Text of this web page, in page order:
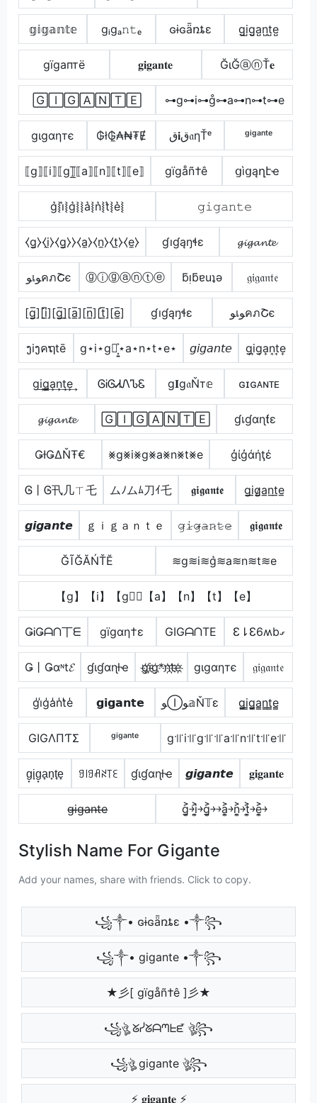
𝕘𝕚𝕘𝕒𝕟𝕥𝕖 gᵢgₐ𝚗𝚝ₑ ɢɨɢǟռȶɛ g̺i̺g̺a̺n̺t̺e̺
gїgаптё 𝐠𝐢𝐠𝐚𝐧𝐭𝐞 ĞιĞⓐⓝŤ𝐞
🄶🄸🄶🄰🄽🅃🄴 ⊶g⊶i⊶g̊⊶a⊶n⊶t⊶e
gιgαηтє ₲ł₲̼₳₦₮Ɇ ق𝐢ق𝔞ηŤᵉ ᵍⁱᵍᵃⁿᵗᵉ
⟦g⟧⟦i⟧⟦g⟧̲̅⟦a⟧⟦n⟧⟦t⟧⟦e⟧ gïgåñ†ê ցìցąղէҽ
g͛⦚i͛⦚g͛⦚⦚a͛⦚n͛⦚t͛⦚e͛⦚ 𝚐𝚒𝚐𝚊𝚗𝚝𝚎
⧼g̼⧽⧼i̼⧽⧼g̼⧽⧽⧼a̼⧽⧼n̼⧽⧼t̼⧽⧼e̼⧽ ɠıɠąŋɬɛ 𝓰𝓲𝓰𝓪𝓷𝓽𝓮
ﻮเﻮคภՇє ⓖⓘⓖⓐⓝⓣⓔ ƃᴉƃɐuʇǝ 𝔤𝔦𝔤𝔞𝔫𝔱𝔢
[g̲̅][i̲̅][g̲̅]̼[a̲̅][n̲̅][t̲̅][e̲̅] ɠıɠąŋɬɛ ﻮเﻮคภՇє
ງiງคຖtē g⋆i⋆g⋆͎͍͐⋆a⋆n⋆t⋆e⋆ 𝘨𝘪𝘨𝘢𝘯𝘵𝘦 g͎i͎g͎a͎n͎t͎e͎
g͢i͢g̳͢a͢n͢t͢e͢ ᎶᎥᎶᏗᏁᏖᏋ g𝐈g𝔞Ňт𝕖 ɢɪɢᴀɴᴛᴇ
𝓰𝓲𝓰𝓪𝓷𝓽𝓮 🄶🄸🄶🄰🄽🅃🄴 ɠเɠαɳƭε
ǤƗǤΔŇŦ€ ⨳g⨳i⨳g⨳a⨳n⨳t⨳e ģίģάήţέ
Ꮆ丨Ꮆ卂几ㄒ乇 ムﾉムﾑ刀ｲ乇 𝖌𝖎𝖌𝖆𝖓𝖙𝖊 g̲i̲g̷̲a̲n̲t̲e̲
𝙜𝙞𝙜𝙖𝙣𝙩𝙚 ｇｉｇａｎｔｅ 𝚐̷𝚒̷𝚐̷̴𝚊̷𝚗̷𝚝̷𝚎̷ 𝖌𝖎𝖌𝖆𝖓𝖙𝖊
ĞĨĞĂŃŤĔ ≋g≋i≋g͛≋a≋n≋t≋e
【g】【i】【g】⃣【a】【n】【t】【e】
ǤᎥǤᗩᑎ丅ᗴ gïgαη†ε GIGᗩᑎTE Ɛ⇂Ɛ6ʍbގ
Ǥ丨Ǥαᶰt𝓔 ɠιɠαɳƚҽ g҉i҉g҉*n҉t҉e҉ gιgαηтє 𝔤𝔦𝔤𝔞𝔫𝔱𝔢
g̾i̾g̾a̾n̾t̾e̾ 𝗴𝗶𝗴𝗮𝗻𝘁𝗲 ﻮⒾﻮ𝕒Ň𝕋ε g̳i̳g̳̲a̳n̳t̳e̳
GIGΛПƬΣ ᵍⁱᵍᵃⁿᵗᵉ g꜉꜍i꜉꜍g꜉꜍꜉꜍a꜉꜍n꜉꜍t꜉꜍e꜉꜍
g̟i̟g̟a̟n̟t̟e̟ ꍌ꒐ꍌꋬꋊ꓄ꏂ ɠιɠαɳƚҽ 𝙜𝙞𝙜𝙖𝙣𝙩𝙚 𝐠𝐢𝐠𝐚𝐧𝐭𝐞
g̶i̶g̶a̶n̶t̶e̶ g͎͍͐￫i͎͍͐￫g͎͍͐￫￫a͎͍͐￫n͎͍͐￫t͎͍͐￫e͎͍͐￫
Stylish Name For Gigante
Add your names, share with friends. Click to copy.
꧁༒• ɢɨɢǟռȶɛ •༒꧂
꧁༒• gigante •༒꧂
★彡[ gïgåñ†ê ]彡★
꧁ঔৣ ᘜᓰᘜᗩᘉᖶᘿ ঔৣ꧂
꧁ঔৣ gigante ঔৣ꧂
⚡ 𝐠𝐢𝐠𝐚𝐧𝐭𝐞 ⚡